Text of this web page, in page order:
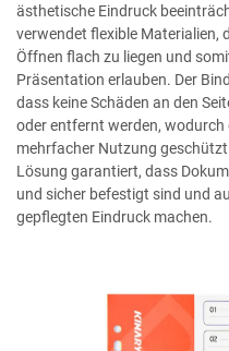
ästhetische Eindruck
verwendet flexible Materialien,
Öffnen flach zu liegen und
Präsentation erlauben. Der
dass keine Schäden an den
oder entfernt werden,
mehrfacher Nutzung
Lösung garantiert, dass
und sicher befestigt sind und
gepflegten Eindruck machen.